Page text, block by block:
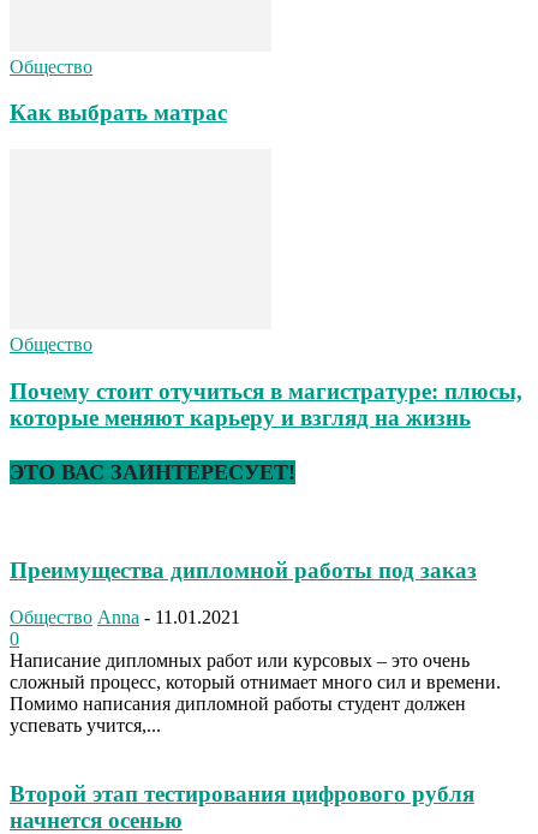
Общество
Как выбрать матрас
Общество
Почему стоит отучиться в магистратуре: плюсы,
которые меняют карьеру и взгляд на жизнь
ЭТО ВАС ЗАИНТЕРЕСУЕТ!
Преимущества дипломной работы под заказ
Общество Anna - 11.01.2021
0
Написание дипломных работ или курсовых – это очень
сложный процесс, который отнимает много сил и времени.
Помимо написания дипломной работы студент должен
успевать учится,...
Второй этап тестирования цифрового рубля
начнется осенью